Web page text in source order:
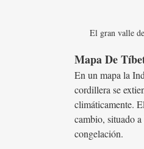
El gran valle
Mapa De
En un mapa la
cordillera se
climáticamente.
cambio, situado
congelación.